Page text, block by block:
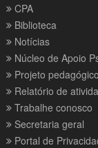
CPA
Biblioteca
Notícias
Núcleo de Apoio
Projeto pedagógico
Relatório de
Trabalhe conosco
Secretaria geral
Portal de